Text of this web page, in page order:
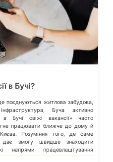
в Бучі?
поєднуються житлова забудова,
Буча активно
Бучі свіжі вакансії» часто
працювати ближче до дому й
Розуміння того, де саме
дає змогу швидше знаходити
напрями працевлаштування